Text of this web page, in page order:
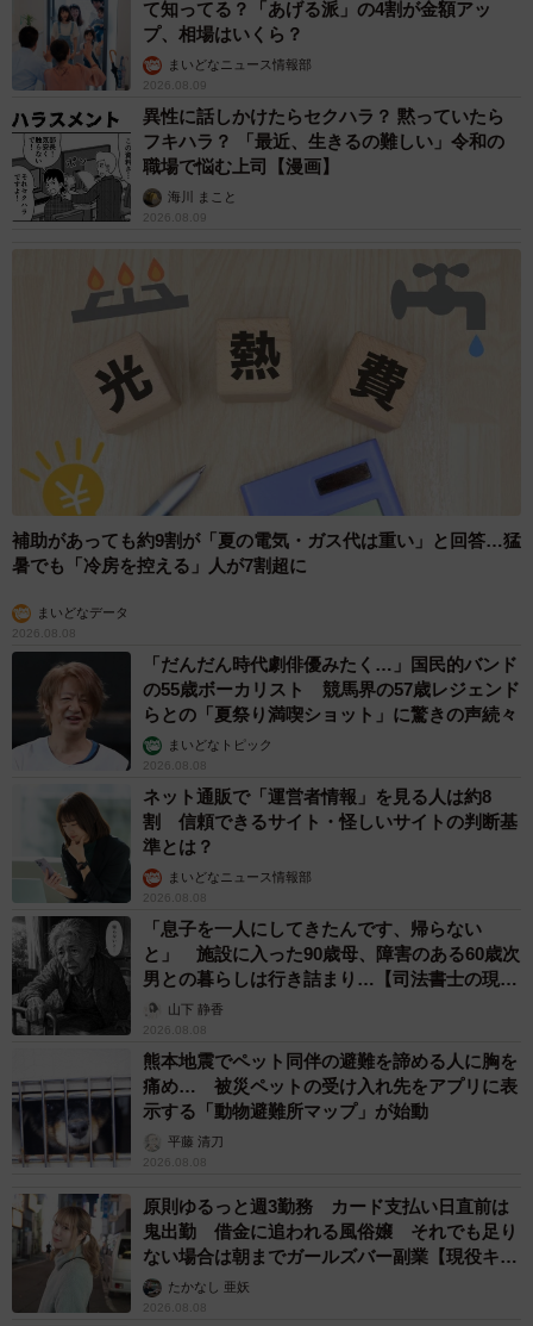
て知ってる？「あげる派」の4割が金額アッ
プ、相場はいくら？
まいどなニュース情報部
2026.08.09
異性に話しかけたらセクハラ？ 黙っていたら
フキハラ？ 「最近、生きるの難しい」令和の
職場で悩む上司【漫画】
海川 まこと
2026.08.09
補助があっても約9割が「夏の電気・ガス代は重い」と回答…猛
暑でも「冷房を控える」人が7割超に
まいどなデータ
2026.08.08
「だんだん時代劇俳優みたく…」国民的バンド
の55歳ボーカリスト 競馬界の57歳レジェンド
らとの「夏祭り満喫ショット」に驚きの声続々
まいどなトピック
2026.08.08
ネット通販で「運営者情報」を見る人は約8
割 信頼できるサイト・怪しいサイトの判断基
準とは？
まいどなニュース情報部
2026.08.08
「息子を一人にしてきたんです、帰らない
と」 施設に入った90歳母、障害のある60歳次
男との暮らしは行き詰まり…【司法書士の現場
から】山下 静香
2026.08.08
熊本地震でペット同伴の避難を諦める人に胸を
痛め… 被災ペットの受け入れ先をアプリに表
示する「動物避難所マップ」が始動
平藤 清刀
2026.08.08
原則ゆるっと週3勤務 カード支払い日直前は
鬼出勤 借金に追われる風俗嬢 それでも足り
ない場合は朝までガールズバー副業【現役キャ
ストに取材】
たかなし 亜妖
2026.08.08